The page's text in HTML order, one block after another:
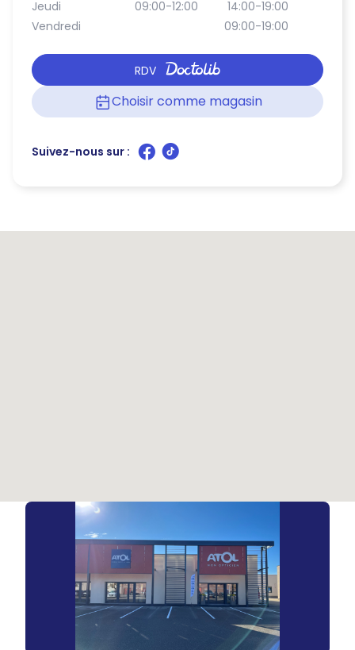
Jeudi
09:00-12:00
14:00-19:00
Vendredi
09:00-19:00
RDV
Choisir comme magasin
Suivez-nous sur :